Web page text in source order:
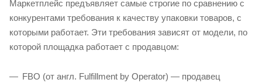
Маркетплейс предъявляет самые строгие по сравнению с
конкурентами требования к качеству упаковки товаров, с
которыми работает. Эти требования зависят от модели, по
которой площадка работает с продавцом:
FBO (от англ. Fulfillment by Operator) — продавец